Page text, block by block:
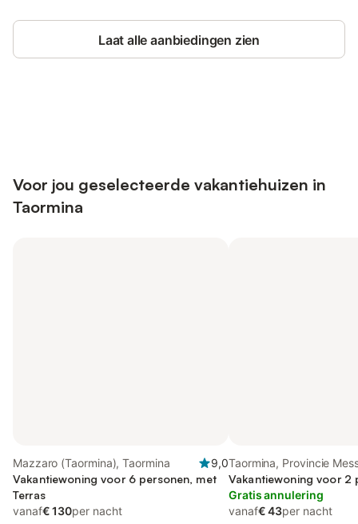
Laat alle aanbiedingen zien
Voor jou geselecteerde vakantiehuizen in
Taormina
Mazzaro (Taormina), Taormina
9,0
Vakantiewoning voor 6 personen, met
Terras
vanaf€ 130per nacht
Taormina, Provincie
Vakantiewoning voor 2
Gratis annulering
vanaf€ 43per nacht